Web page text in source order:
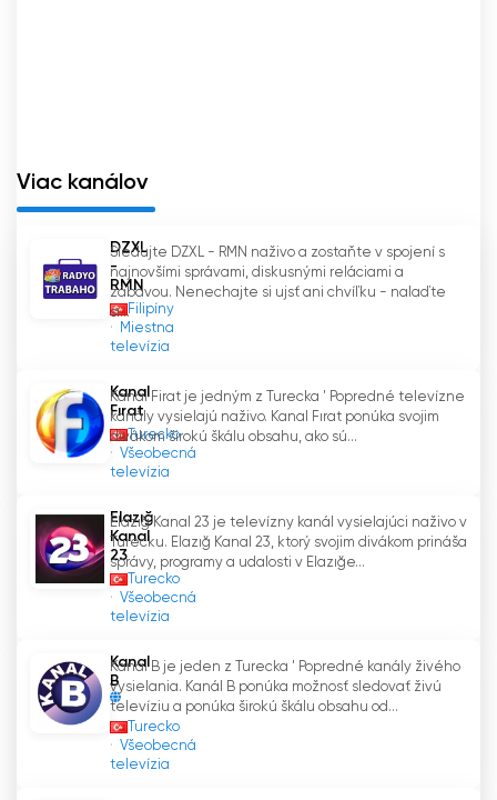
Viac kanálov
DZXL
-
RMN
Filipíny
Miestna
televízia
Sledujte DZXL - RMN naživo a zostaňte v spojení s
najnovšími správami, diskusnými reláciami a
zábavou. Nenechajte si ujsť ani chvíľku - nalaďte
si...
Kanal
Fırat
Turecko
Všeobecná
televízia
Kanál Firat je jedným z Turecka ' Popredné televízne
kanály vysielajú naživo. Kanal Fırat ponúka svojim
divákom širokú škálu obsahu, ako sú...
Elazığ
Kanal
23
Turecko
Všeobecná
televízia
Elazığ Kanal 23 je televízny kanál vysielajúci naživo v
Turecku. Elazığ Kanal 23, ktorý svojim divákom prináša
správy, programy a udalosti v Elazığe...
Kanal
B
Turecko
Všeobecná
televízia
Kanál B je jeden z Turecka ' Popredné kanály živého
vysielania. Kanál B ponúka možnosť sledovať živú
televíziu a ponúka širokú škálu obsahu od...